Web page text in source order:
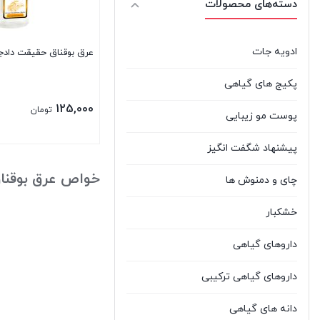
دسته‌های محصولات
ادویه جات
پکیج های گیاهی
پوست مو زیبایی
پیشنهاد شگفت انگیز
چای و دمنوش ها
خشکبار
داروهای گیاهی
داروهای گیاهی ترکیبی
دانه های گیاهی
عرق بوقناق حقیقت
125,000 تومان
خواص عرق